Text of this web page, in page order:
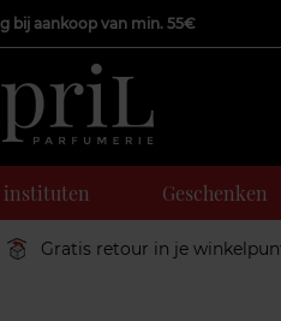
bij aankoop van min. 55€
instituten Geschenken
Gratis retour in je